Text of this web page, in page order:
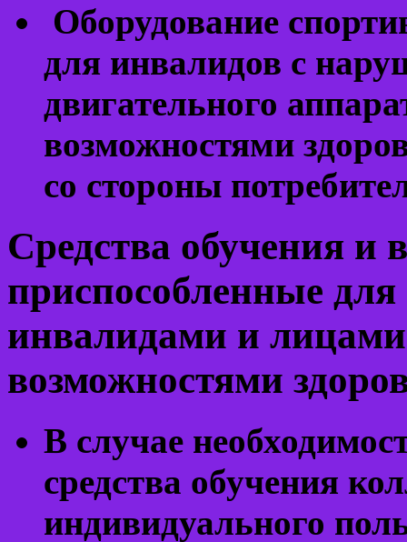
Оборудование
для инвалидов с
двигательного
возможностями
со стороны
Средства обучения и
приспособленные для
инвалидами и
возможностями
В случае
средства обучения
индивидуального